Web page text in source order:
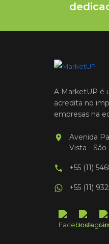
A MarketUP é
acredita no
empresas na
Avenida
Vista - São
+55 (11)
+55 (11)